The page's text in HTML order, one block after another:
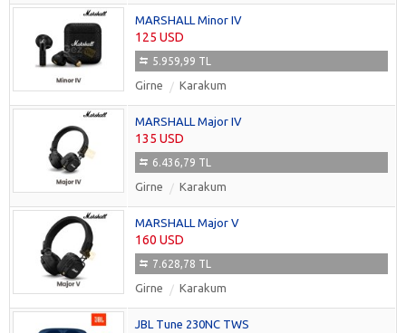
MARSHALL Minor IV
125 USD
5.959,99 TL
Girne Karakum
MARSHALL Major IV
135 USD
6.436,79 TL
Girne Karakum
MARSHALL Major V
160 USD
7.628,78 TL
Girne Karakum
JBL Tune 230NC TWS